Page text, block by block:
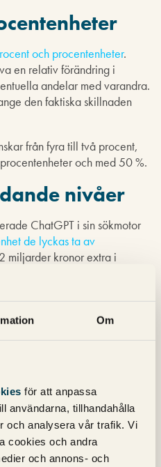
Om
för att anpassa
användarna, tillhandahålla
och analysera vår trafik. Vi
cookies och andra
och annons- och
och procentenheter.
en relativ förändring i
andelar med varandra.
den faktiska skillnaden
från fyra till två procent,
och med 50 %.
nivåer
ChatGPT i sin sökmotor
de lyckas ta av
miljarder kronor extra i
på global nivå
att intäktsökningarna inte
att
på andra orsaker än att fler
över till Bing. Microsoft har
att byta till Windows 11 där
och Bing därmed